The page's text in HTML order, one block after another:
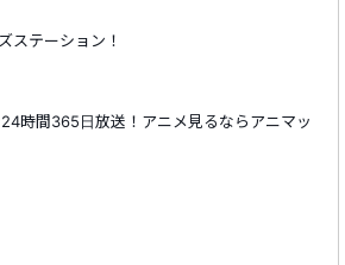
ステーション！
時間365日放送！アニメ見るならアニマッ